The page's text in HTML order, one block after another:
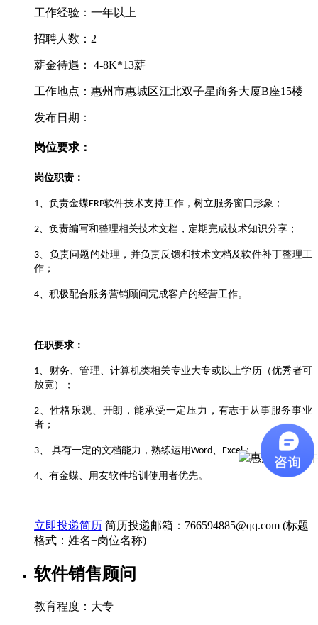
工作经验：一年以上
招聘人数：2
薪金待遇： 4-8K*13薪
工作地点：惠州市惠城区江北双子星商务大厦B座15楼
发布日期：
岗位要求：
岗位职责：
1 、负责金蝶ERP软件技术支持工作，树立服务窗口形象；
2 、负责编写和整理相关技术文档，定期完成技术知识分享；
3 、负责问题的处理，并负责反馈和技术文档及软件补丁整理工
作；
4 、积极配合服务营销顾问完成客户的经营工作。
任职要求：
1 、财务、管理、计算机类相关专业大专或以上学历（优秀者可
放宽）；
2 、性格乐观、开朗，能承受一定压力，有志于从事服务事业
者；
3 、 具有一定的文档能力，熟练运用Word Excel；
4 、有金蝶、用友软件培训使用者优先。
立即投递简历 简历投递邮箱：766594885@qq.com (标题
格式：姓名+岗位名称)
软件销售顾问
教育程度：大专